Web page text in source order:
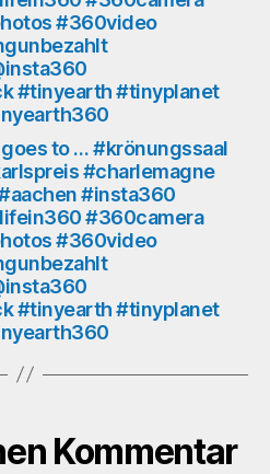
#360selfie
@insta360
#tinyearth
#tinyplanet
#360tinyplanet
#tinyearth360
#360video
#tinyearth #tinyplanet
to … #krönungssaal
#charlemagne
#insta360
#360camera
#360video
#tinyearth #tinyplanet
Kommentar